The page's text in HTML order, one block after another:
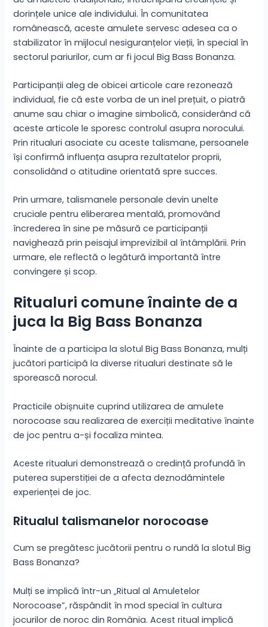
dorințele unice ale individului. În comunitatea
românească, aceste amulete servesc adesea ca o
stabilizator în mijlocul nesiguranțelor vieții, în special în
sectorul pariurilor, cum ar fi jocul Big Bass Bonanza.
Participanții aleg de obicei articole care rezonează
individual, fie că este vorba de un inel prețuit, o piatră
anume sau chiar o imagine simbolică, considerând că
aceste articole le sporesc controlul asupra norocului.
Prin ritualuri asociate cu aceste talismane, persoanele
își confirmă influența asupra rezultatelor proprii,
consolidând o atitudine orientată spre succes.
Prin urmare, talismanele personale devin unelte
cruciale pentru eliberarea mentală, promovând
încrederea în sine pe măsură ce participanții
navighează prin peisajul imprevizibil al întâmplării. Prin
urmare, ele reflectă o legătură importantă între
convingere și scop.
Ritualuri comune înainte de a
juca la Big Bass Bonanza
Înainte de a participa la slotul Big Bass Bonanza, mulți
jucători participă la diverse ritualuri destinate să le
sporească norocul.
Practicile obișnuite cuprind utilizarea de amulete
norocoase sau realizarea de exerciții meditative înainte
de joc pentru a-și focaliza mintea.
Aceste ritualuri demonstrează o credință profundă în
puterea superstiției de a afecta deznodămintele
experienței de joc.
Ritualul talismanelor norocoase
Cum se pregătesc jucătorii pentru o rundă la slotul Big
Bass Bonanza?
Mulți se implică într-un „Ritual al Amuletelor
Norocoase”, răspândit în mod special în cultura
jocurilor de noroc din România. Acest ritual implică